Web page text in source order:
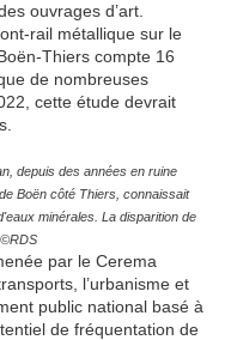
ouvrages d’art.
rail métallique sur le
Thiers compte 16
de nombreuses
cette étude devrait
depuis des années en ruine
Boën côté Thiers, connaissait
minérales. La disparition de
par le Cerema
l’urbanisme et
public national basé à
de fréquentation de